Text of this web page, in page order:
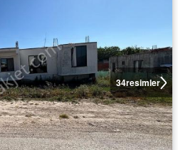
34resimler